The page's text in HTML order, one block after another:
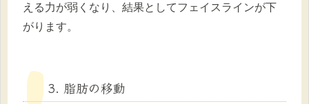
える力が弱くなり、結果としてフェイスラインが下
がります。
3. 脂肪の移動